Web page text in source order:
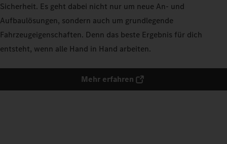
Sicherheit. Es geht dabei nicht nur um neue An- und
Aufbaulösungen, sondern auch um grundlegende
Fahrzeugeigenschaften. Denn das beste Ergebnis für dich
entsteht, wenn alle Hand in Hand arbeiten.
Mehr erfahren